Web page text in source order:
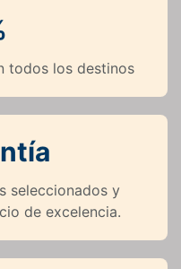
todos los destinos
seleccionados y
de excelencia.